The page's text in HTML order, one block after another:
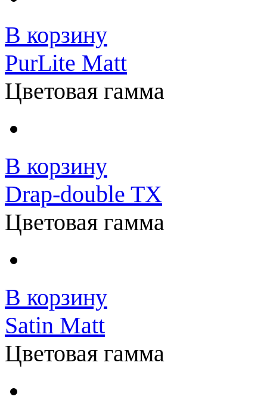
В корзину
PurLite Matt
Цветовая гамма
В корзину
Drap-double TX
Цветовая гамма
В корзину
Satin Matt
Цветовая гамма